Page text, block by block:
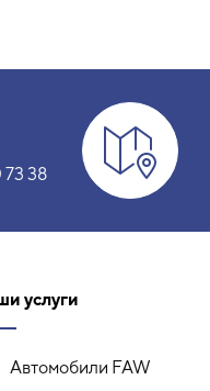
73 38
услуги
Автомобили FAW